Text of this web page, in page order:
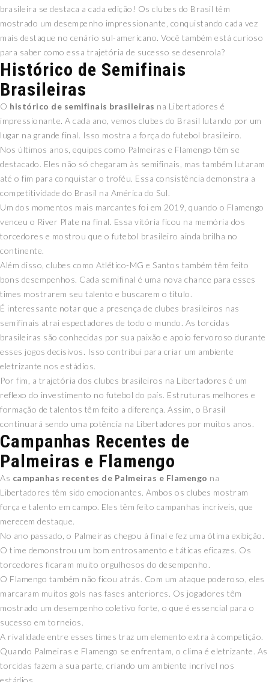
brasileira se destaca a cada edição! Os clubes do Brasil têm
mostrado um desempenho impressionante, conquistando cada vez
mais destaque no cenário sul-americano. Você também está curioso
para saber como essa trajetória de sucesso se desenrola?
Histórico de Semifinais
Brasileiras
O histórico de semifinais brasileiras na Libertadores é
impressionante. A cada ano, vemos clubes do Brasil lutando por um
lugar na grande final. Isso mostra a força do futebol brasileiro.
Nos últimos anos, equipes como Palmeiras e Flamengo têm se
destacado. Eles não só chegaram às semifinais, mas também lutaram
até o fim para conquistar o troféu. Essa consistência demonstra a
competitividade do Brasil na América do Sul.
Um dos momentos mais marcantes foi em 2019, quando o Flamengo
venceu o River Plate na final. Essa vitória ficou na memória dos
torcedores e mostrou que o futebol brasileiro ainda brilha no
continente.
Além disso, clubes como Atlético-MG e Santos também têm feito
bons desempenhos. Cada semifinal é uma nova chance para esses
times mostrarem seu talento e buscarem o título.
É interessante notar que a presença de clubes brasileiros nas
semifinais atrai espectadores de todo o mundo. As torcidas
brasileiras são conhecidas por sua paixão e apoio fervoroso durante
esses jogos decisivos. Isso contribui para criar um ambiente
eletrizante nos estádios.
Por fim, a trajetória dos clubes brasileiros na Libertadores é um
reflexo do investimento no futebol do país. Estruturas melhores e
formação de talentos têm feito a diferença. Assim, o Brasil
continuará sendo uma potência na Libertadores por muitos anos.
Campanhas Recentes de
Palmeiras e Flamengo
As campanhas recentes de Palmeiras e Flamengo na
Libertadores têm sido emocionantes. Ambos os clubes mostram
força e talento em campo. Eles têm feito campanhas incríveis, que
merecem destaque.
No ano passado, o Palmeiras chegou à final e fez uma ótima exibição.
O time demonstrou um bom entrosamento e táticas eficazes. Os
torcedores ficaram muito orgulhosos do desempenho.
O Flamengo também não ficou atrás. Com um ataque poderoso, eles
marcaram muitos gols nas fases anteriores. Os jogadores têm
mostrado um desempenho coletivo forte, o que é essencial para o
sucesso em torneios.
A rivalidade entre esses times traz um elemento extra à competição.
Quando Palmeiras e Flamengo se enfrentam, o clima é eletrizante. As
torcidas fazem a sua parte, criando um ambiente incrível nos
estádios.